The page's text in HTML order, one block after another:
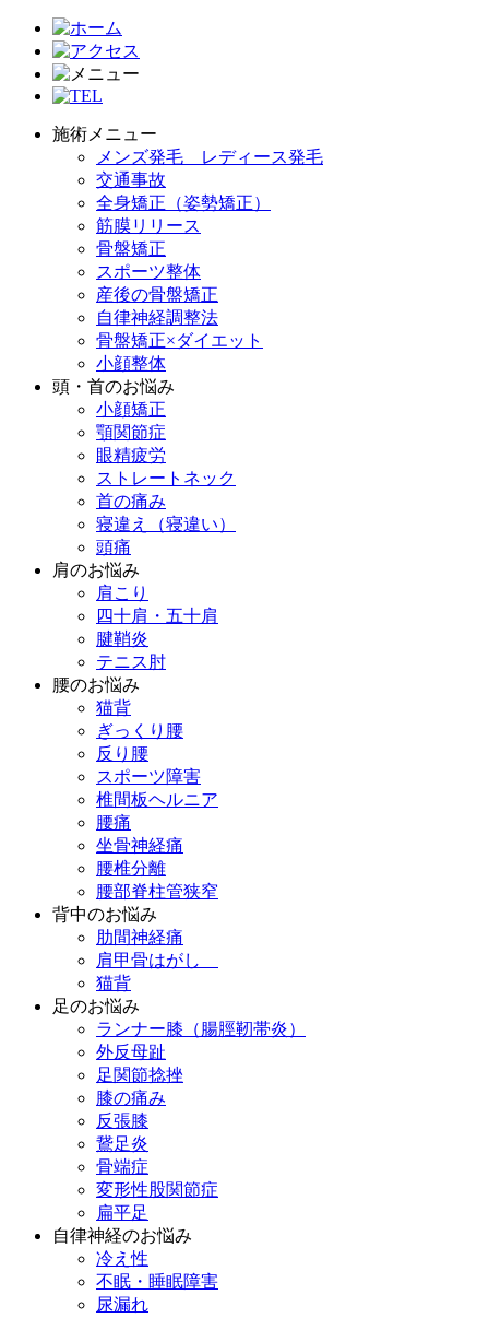
施術メニュー
メンズ発毛 レディース発毛
交通事故
全身矯正（姿勢矯正）
筋膜リリース
骨盤矯正
スポーツ整体
産後の骨盤矯正
自律神経調整法
骨盤矯正×ダイエット
小顔整体
頭・首のお悩み
小顔矯正
顎関節症
眼精疲労
ストレートネック
首の痛み
寝違え（寝違い）
頭痛
肩のお悩み
肩こり
四十肩・五十肩
腱鞘炎
テニス肘
腰のお悩み
猫背
ぎっくり腰
反り腰
スポーツ障害
椎間板ヘルニア
腰痛
坐骨神経痛
腰椎分離
腰部脊柱管狭窄
背中のお悩み
肋間神経痛
肩甲骨はがし
猫背
足のお悩み
ランナー膝（腸脛靭帯炎）
外反母趾
足関節捻挫
膝の痛み
反張膝
鵞足炎
骨端症
変形性股関節症
扁平足
自律神経のお悩み
冷え性
不眠・睡眠障害
尿漏れ